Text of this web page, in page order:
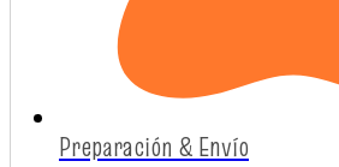
Preparación & Envío